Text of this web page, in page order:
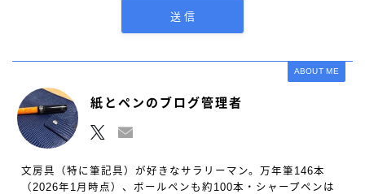
ABOUT ME
紙とペンのブログ管理者
文房具（特に筆記具）が好きなサラリーマン。万年筆146本
（2026年1月時点）、ボールペンも約100本・シャープペンは